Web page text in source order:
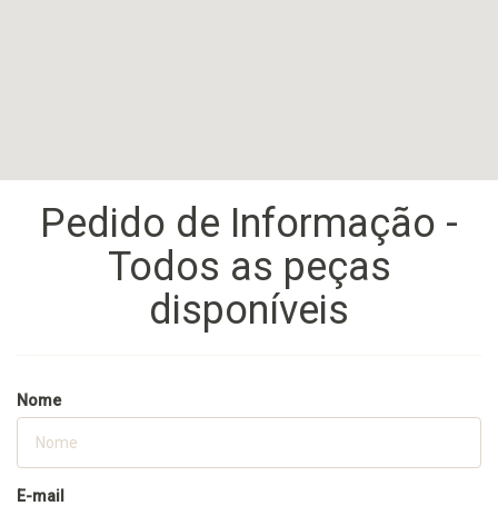
Pedido de Informação -
Todos as peças
disponíveis
Nome
E-mail